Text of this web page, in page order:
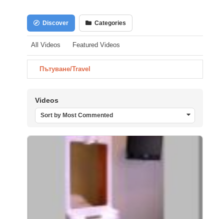
Discover Categories
All Videos Featured Videos
Пътуване/Travel
Videos
Sort by Most Commented